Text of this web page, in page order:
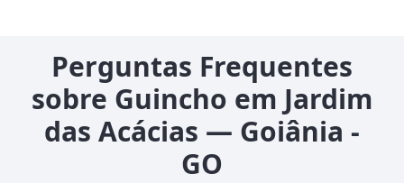
Perguntas Frequentes
sobre Guincho em Jardim
das Acácias — Goiânia -
GO